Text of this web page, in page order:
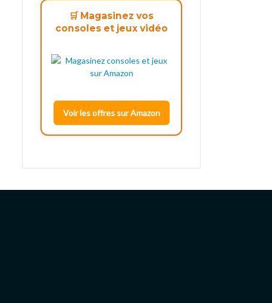
🛒 Magasinez vos
consoles et jeux vidéo
Voir les offres sur Amazon